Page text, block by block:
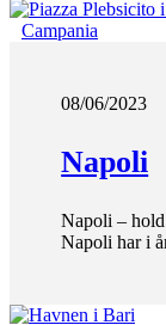
Campania
08/06/2023
Napoli
Napoli –
Napoli har i